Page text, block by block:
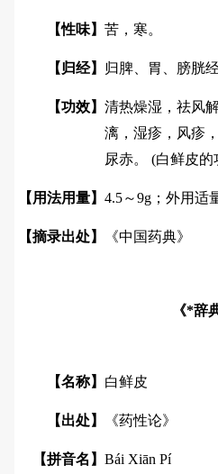
【性味】 苦，寒。
【归经】 归脾、胃、膀胱经
【功效】 清热燥湿，祛风
漓，湿疹，风疹
尿赤。 (白鲜皮
【用法用量】 4.5～9g；外用适
【摘录出处】 《中国药典》
《*辞
【名称】 白鲜皮
【出处】 《药性论》
【拼音名】 Bái Xiān Pí